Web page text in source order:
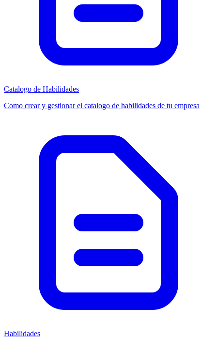
Catalogo de Habilidades
Como crear y gestionar el catalogo de habilidades de tu empresa
Habilidades